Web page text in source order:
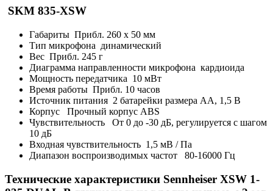
SKM 835-XSW
Габариты Прибл. 260 х 50 мм
Тип микрофона динамический
Вес Прибл. 245 г
Диаграмма направленности микрофона кардиоида
Мощность передатчика 10 мВт
Время работы Прибл. 10 часов
Источник питания 2 батарейки размера AA, 1,5 В
Корпус Прочный корпус ABS
Чувствительность От 0 до -30 дБ, регулируется с шагом
10 дБ
Входная чувствительность 1,5 мВ / Па
Диапазон воспроизводимых частот 80-16000 Гц
Технические характеристики Sennheiser XSW 1-